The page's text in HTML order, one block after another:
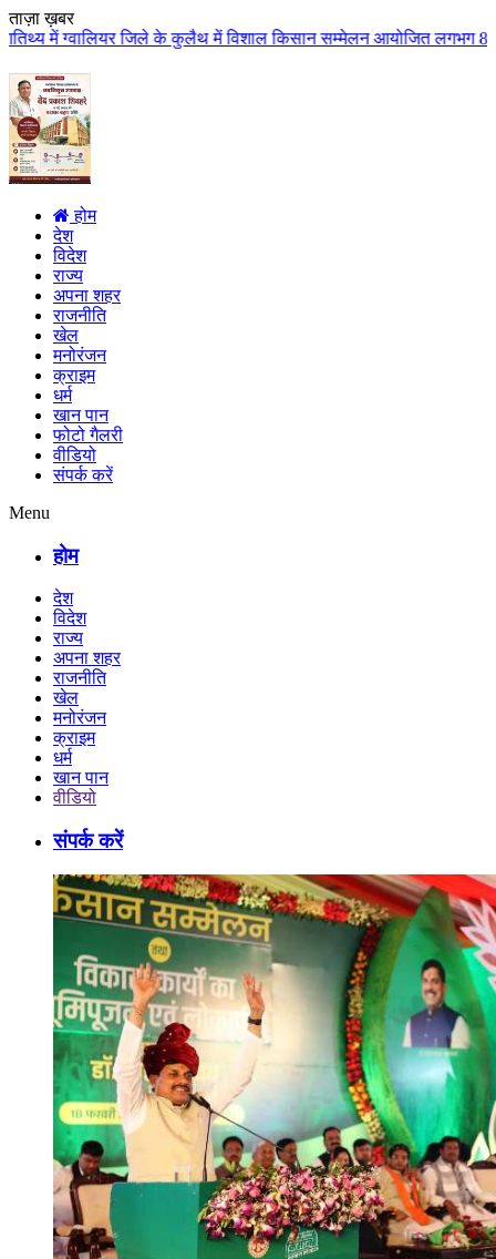
ताज़ा ख़बर
में विशाल किसान सम्मेलन आयोजित लगभग 87.21 करोड़ लागत के
होम
देश
विदेश
राज्य
अपना शहर
राजनीति
खेल
मनोरंजन
क्राइम
धर्म
खान पान
फोटो गैलरी
वीडियो
संपर्क करें
Menu
होम
देश
विदेश
राज्य
अपना शहर
राजनीति
खेल
मनोरंजन
क्राइम
धर्म
खान पान
वीडियो
संपर्क करें